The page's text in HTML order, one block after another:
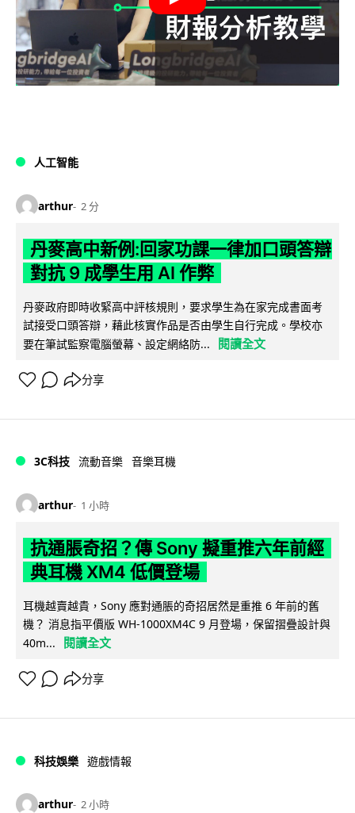
人工智能
arthur 2 分
丹麥高中新例:回家功課一律加口頭答辯
對抗 9 成學生用 AI 作弊
丹麥政府即時收緊高中評核規則，要求學生為在家完成書面考
試接受口頭答辯，藉此核實作品是否由學生自行完成。學校亦
要在筆試監察電腦螢幕、設定網絡防...
閱讀全文
分享
3C科技 流動音樂 音樂耳機
arthur 1 小時
抗通脹奇招？傳 Sony 擬重推六年前經
典耳機 XM4 低價登場
耳機越賣越貴，Sony 應對通脹的奇招居然是重推 6 年前的舊
機？ 消息指平價版 WH-1000XM4C 9 月登場，保留摺疊設計與
40m...
閱讀全文
分享
科技娛樂 遊戲情報
arthur 2 小時